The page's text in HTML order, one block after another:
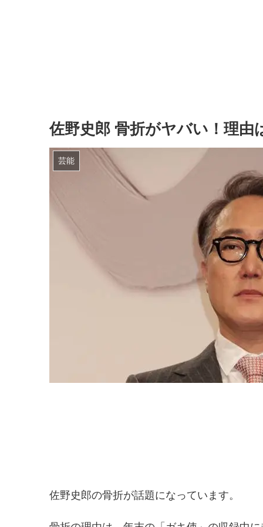
佐野史郎 骨折がヤバい！理
芸能
佐野史郎の骨折が話題になっています。